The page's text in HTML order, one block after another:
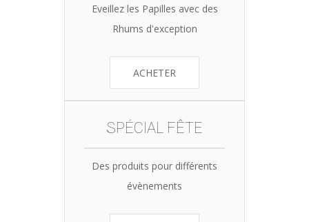
Eveillez les Papilles avec des
Rhums d'exception
ACHETER
SPÉCIAL FÊTE
Des produits pour différents
évènements